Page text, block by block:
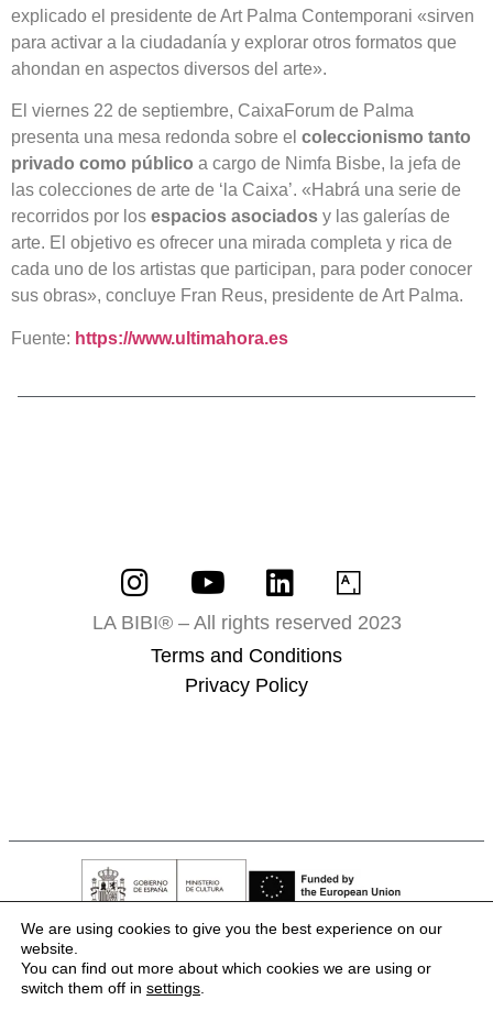
explicado el presidente de Art Palma Contemporani «sirven
para activar a la ciudadanía y explorar otros formatos que
ahondan en aspectos diversos del arte».
El viernes 22 de septiembre, CaixaForum de Palma
presenta una mesa redonda sobre el coleccionismo tanto
privado como público a cargo de Nimfa Bisbe, la jefa de
las colecciones de arte de ‘la Caixa’. «Habrá una serie de
recorridos por los espacios asociados y las galerías de
arte. El objetivo es ofrecer una mirada completa y rica de
cada uno de los artistas que participan, para poder conocer
sus obras», concluye Fran Reus, presidente de Art Palma.
Fuente: https://www.ultimahora.es
LA BIBI® – All rights reserved 2023
Terms and Conditions
Privacy Policy
We are using cookies to give you the best experience on our
website.
You can find out more about which cookies we are using or
switch them off in settings